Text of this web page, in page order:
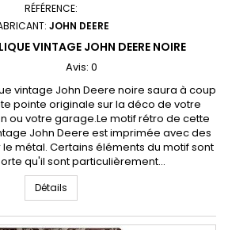
RÉFÉRENCE:
JOHN DEERE
VINTAGE JOHN DEERE NOIRE
Avis: 0
vintage John Deere noire saura à coup
pointe originale sur la déco de votre
ou votre garage.Le motif rétro de cette
John Deere est imprimée avec des
métal. Certains éléments du motif sont
qu'il sont particulièrement...
Détails